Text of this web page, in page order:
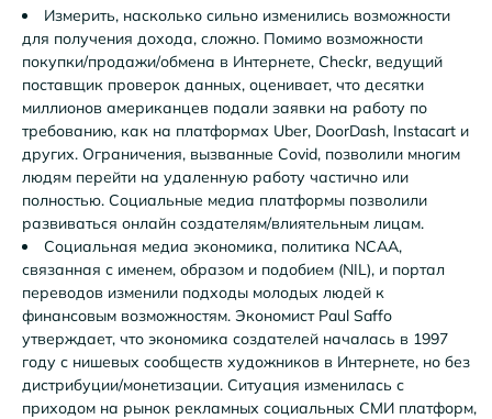
Измерить, насколько сильно изменились возможности
для получения дохода, сложно. Помимо возможности
покупки/продажи/обмена в Интернете, Checkr, ведущий
поставщик проверок данных, оценивает, что десятки
миллионов американцев подали заявки на работу по
требованию, как на платформах Uber, DoorDash, Instacart и
других. Ограничения, вызванные Covid, позволили многим
людям перейти на удаленную работу частично или
полностью. Социальные медиа платформы позволили
развиваться онлайн создателям/влиятельным лицам.
Социальная медиа экономика, политика NCAA,
связанная с именем, образом и подобием (NIL), и портал
переводов изменили подходы молодых людей к
финансовым возможностям. Экономист Paul Saffo
утверждает, что экономика создателей началась в 1997
году с нишевых сообществ художников в Интернете, но без
дистрибуции/монетизации. Ситуация изменилась с
приходом на рынок рекламных социальных СМИ платформ,